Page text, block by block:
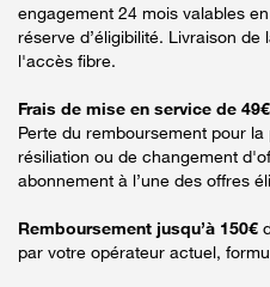
engagement 24 mois valables
réserve d’éligibilité. Livraison
l'accès fibre.
Frais de mise en service de
Perte du remboursement pour
résiliation ou de changement
abonnement à l’une des offres
Remboursement jusqu’à 150€
par votre opérateur actuel,